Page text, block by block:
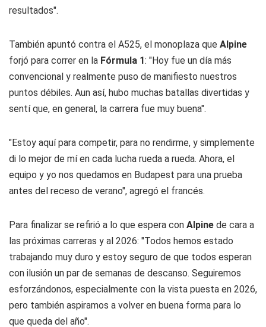
resultados".
También apuntó contra el A525, el monoplaza que Alpine
forjó para correr en la Fórmula 1: "Hoy fue un día más
convencional y realmente puso de manifiesto nuestros
puntos débiles. Aun así, hubo muchas batallas divertidas y
sentí que, en general, la carrera fue muy buena".
"Estoy aquí para competir, para no rendirme, y simplemente
di lo mejor de mí en cada lucha rueda a rueda. Ahora, el
equipo y yo nos quedamos en Budapest para una prueba
antes del receso de verano", agregó el francés.
Para finalizar se refirió a lo que espera con Alpine de cara a
las próximas carreras y al 2026: "Todos hemos estado
trabajando muy duro y estoy seguro de que todos esperan
con ilusión un par de semanas de descanso. Seguiremos
esforzándonos, especialmente con la vista puesta en 2026,
pero también aspiramos a volver en buena forma para lo
que queda del año".